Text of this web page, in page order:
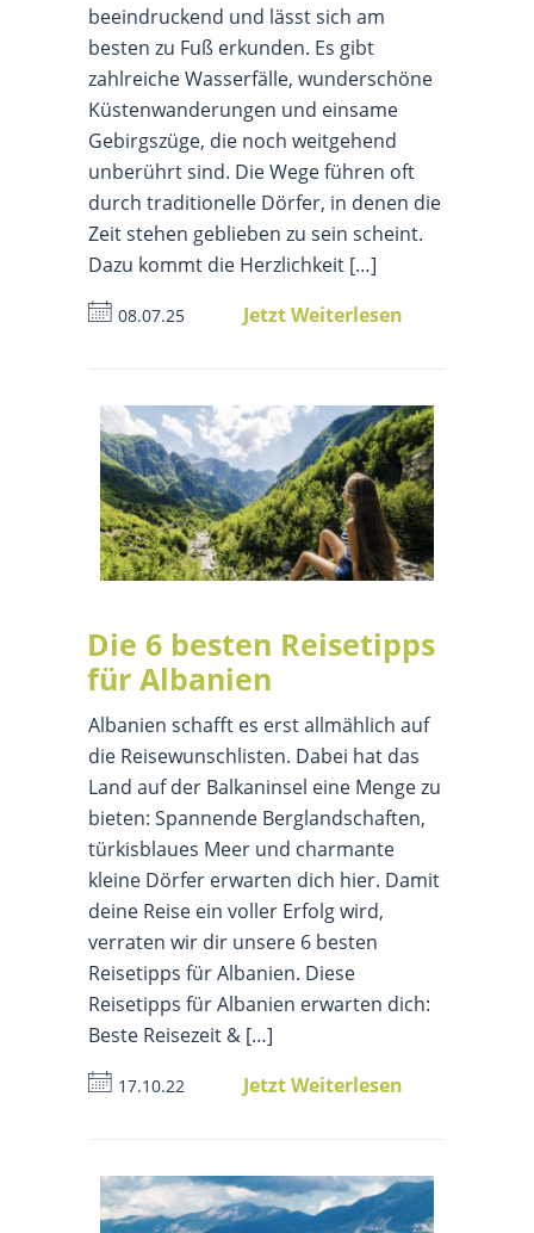
beeindruckend und lässt sich am
besten zu Fuß erkunden. Es gibt
zahlreiche Wasserfälle, wunderschöne
Küstenwanderungen und einsame
Gebirgszüge, die noch weitgehend
unberührt sind. Die Wege führen oft
durch traditionelle Dörfer, in denen die
Zeit stehen geblieben zu sein scheint.
Dazu kommt die Herzlichkeit […]
08.07.25 Jetzt Weiterlesen
Die 6 besten Reisetipps
für Albanien
Albanien schafft es erst allmählich auf
die Reisewunschlisten. Dabei hat das
Land auf der Balkaninsel eine Menge zu
bieten: Spannende Berglandschaften,
türkisblaues Meer und charmante
kleine Dörfer erwarten dich hier. Damit
deine Reise ein voller Erfolg wird,
verraten wir dir unsere 6 besten
Reisetipps für Albanien. Diese
Reisetipps für Albanien erwarten dich:
Beste Reisezeit & […]
17.10.22 Jetzt Weiterlesen